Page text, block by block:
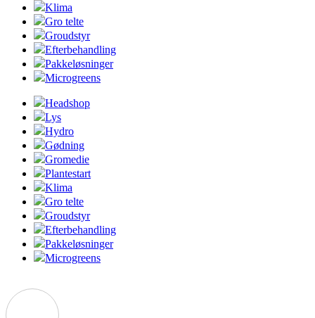
Klima
Gro telte
Groudstyr
Efterbehandling
Pakkeløsninger
Microgreens
Headshop
Lys
Hydro
Gødning
Gromedie
Plantestart
Klima
Gro telte
Groudstyr
Efterbehandling
Pakkeløsninger
Microgreens